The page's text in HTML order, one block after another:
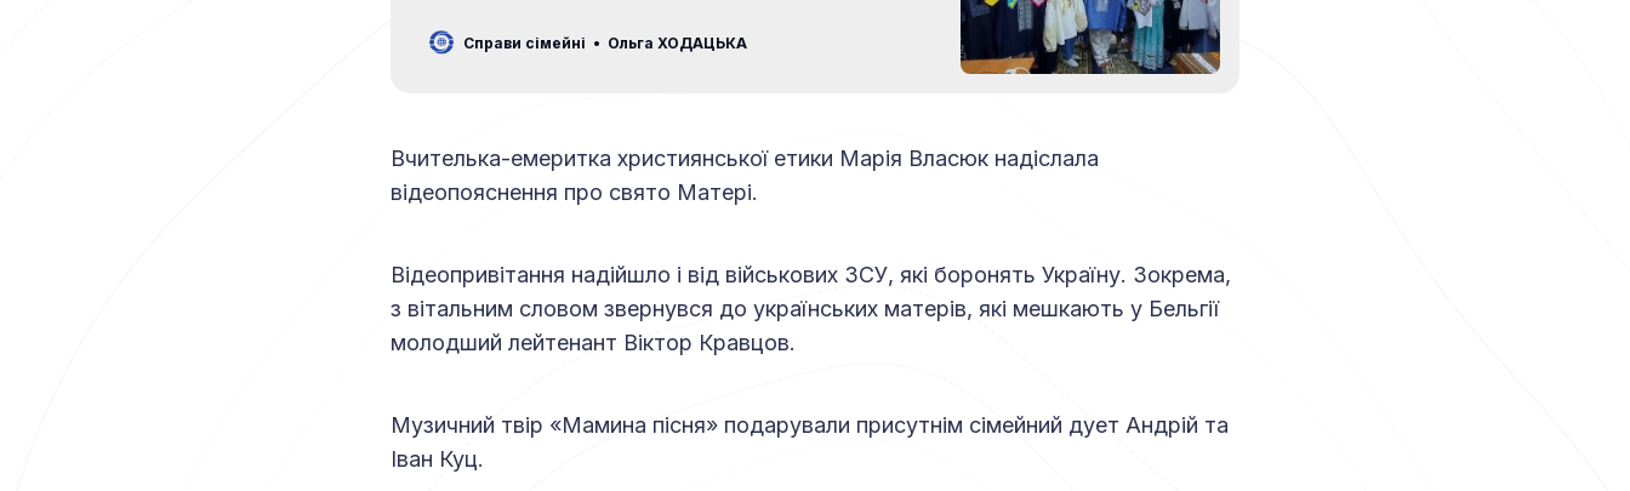
успіху правової держави очима дітей», естафету якої
Справи сімейні Ольга ХОДАЦЬКА
Вчителька-емеритка християнської етики Марія Власюк надіслала
відеопояснення про свято Матері.
Відеопривітання надійшло і від військових ЗСУ, які боронять Україну. Зокрема,
з вітальним словом звернувся до українських матерів, які мешкають у Бельгії
молодший лейтенант Віктор Кравцов.
Музичний твір «Мамина пісня» подарували присутнім сімейний дует Андрій та
Іван Куц.